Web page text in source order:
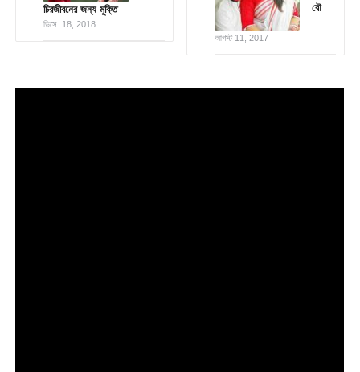
চিরজীবনের জন্য মুক্তি
ডিসে. 18, 2018
বৌ
আগস্ট 11, 2017